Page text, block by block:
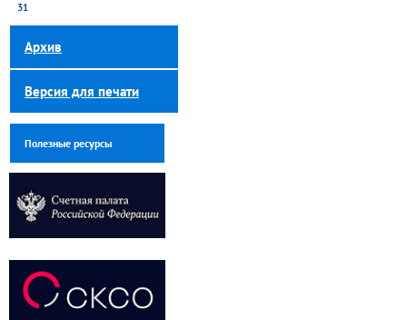
31
Архив
Версия для печати
Полезные ресурсы